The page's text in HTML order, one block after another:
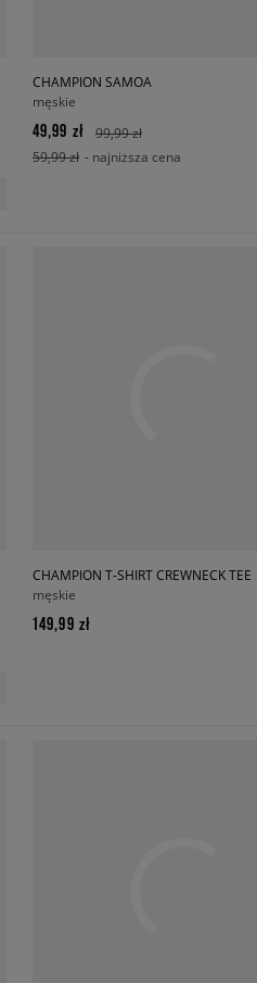
CHAMPION SAMOA
męskie
49,99 zł
99,99 zł
59,99 zł - najniższa cena
CHAMPION T-SHIRT CREWNECK TEE
męskie
149,99 zł